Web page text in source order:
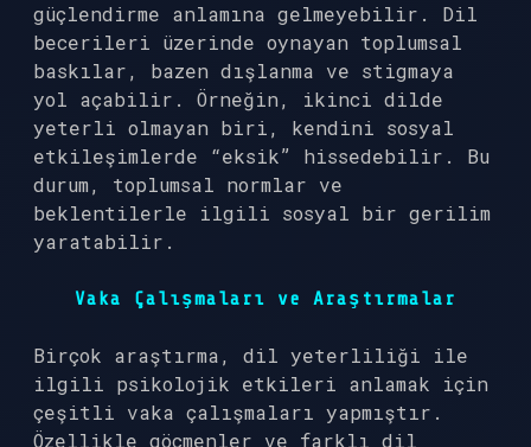
güçlendirme anlamına gelmeyebilir. Dil
becerileri üzerinde oynayan toplumsal
baskılar, bazen dışlanma ve stigmaya
yol açabilir. Örneğin, ikinci dilde
yeterli olmayan biri, kendini sosyal
etkileşimlerde “eksik” hissedebilir. Bu
durum, toplumsal normlar ve
beklentilerle ilgili sosyal bir gerilim
yaratabilir.
Vaka Çalışmaları ve Araştırmalar
Birçok araştırma, dil yeterliliği ile
ilgili psikolojik etkileri anlamak için
çeşitli vaka çalışmaları yapmıştır.
Özellikle göçmenler ve farklı dil